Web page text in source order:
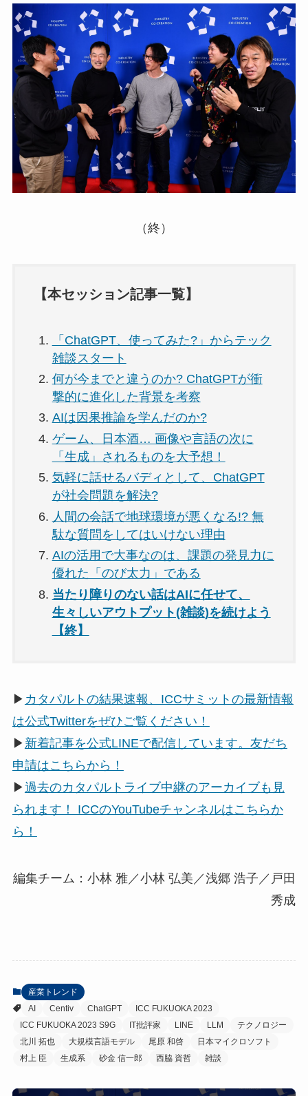
（終）
【本セッション記事一覧】
「ChatGPT、使ってみた?」からテック
雑談スタート
何が今までと違うのか? ChatGPTが衝
撃的に進化した背景を考察
AIは因果推論を学んだのか?
ゲーム、日本酒… 画像や言語の次に
「生成」されるものを大予想！
気軽に話せるバディとして、ChatGPT
が社会問題を解決?
人間の会話で地球環境が悪くなる!? 無
駄な質問をしてはいけない理由
AIの活用で大事なのは、課題の発見力に
優れた「のび太力」である
当たり障りのない話はAIに任せて、
生々しいアウトプット(雑談)を続けよう
【終】
▶ カタパルトの結果速報、ICCサミットの最新情報
は公式Twitterをぜひご覧ください！
▶ 新着記事を公式LINEで配信しています。友だち
申請はこちらから！
▶過去のカタパルトライブ中継のアーカイブも見
られます！ ICCのYouTubeチャンネルはこちらか
ら！
編集チーム：小林 雅／小林 弘美／浅郷 浩子／戸田
秀成
産業トレンド
AI
Centiv ChatGPT
ICC FUKUOKA 2023
ICC FUKUOKA 2023 S9G
IT批評家 LINE LLM
テクノロジー
北川 拓也
大規模言語モデル 尾原 和啓
日本マイクロソフト
村上 臣
生成系 砂金 信一郎 西脇 資哲 雑談